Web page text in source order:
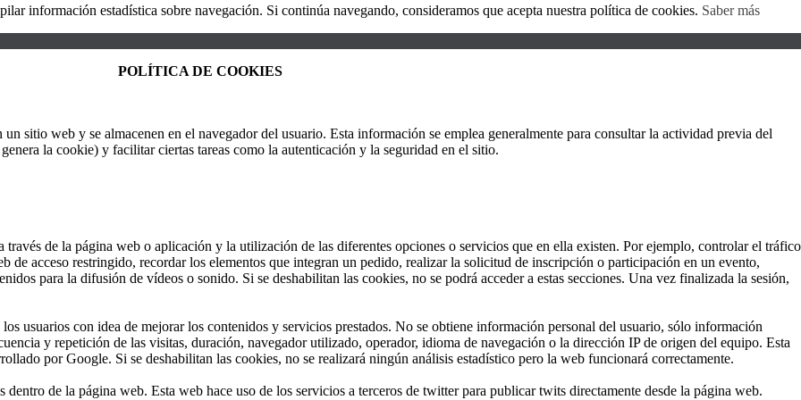
información estadística sobre navegación. Si continúa navegando, consideramos que acepta nuestra política de cookies. Saber más
POLÍTICA DE COOKIES
sitio web y se almacenen en el navegador del usuario. Esta información se emplea generalmente para consultar la actividad previa del
la cookie) y facilitar ciertas tareas como la autenticación y la seguridad en el sitio.
de la página web o aplicación y la utilización de las diferentes opciones o servicios que en ella existen. Por ejemplo, controlar el tráfico
de acceso restringido, recordar los elementos que integran un pedido, realizar la solicitud de inscripción o participación en un evento,
para la difusión de vídeos o sonido. Si se deshabilitan las cookies, no se podrá acceder a estas secciones. Una vez finalizada la sesión,
usuarios con idea de mejorar los contenidos y servicios prestados. No se obtiene información personal del usuario, sólo información
y repetición de las visitas, duración, navegador utilizado, operador, idioma de navegación o la dirección IP de origen del equipo. Esta
por Google. Si se deshabilitan las cookies, no se realizará ningún análisis estadístico pero la web funcionará correctamente.
de la página web. Esta web hace uso de los servicios a terceros de twitter para publicar twits directamente desde la página web.